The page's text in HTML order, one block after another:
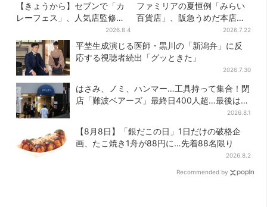
【きょうから】セブンで「カ
レーフェス」、人気店監修メ
ニューなど全15品！お得な割
引キャンペーンは2週間だけ
2026.8.4
ファミリアの夏恒例「みらい
百貨店」、阪急うめだ本店で
開幕…限定グッズを大人買い
する人続出
2026.7.22
平埜生成演じる医師・黒川の「新潟弁」に反
応する視聴者続出「グッときた」
2026.7.30
はさみ、ノミ、ハンマー…工具持って集合！閉
店「難波ベアーズ」最終日400人超…最後は
2026.8.1
【8月8日】「銀だこの日」1日だけの破格企
画、たこ焼き1舟が88円に…先着88名限り
2026.8.2
Recommended by